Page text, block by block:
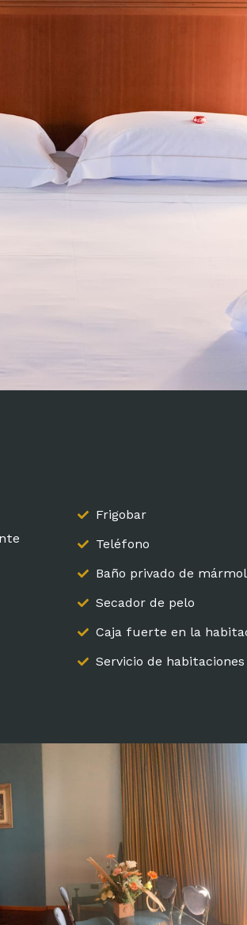
Frigobar
Teléfono
Baño privado de mármol
Secador de pelo
Caja fuerte en la
Servicio de habitaciones
Home
Spa & Bienestar